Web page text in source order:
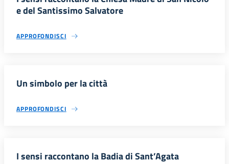
e del Santissimo Salvatore
APPROFONDISCI
Un simbolo per la città
APPROFONDISCI
I sensi raccontano la Badia di Sant’Agata